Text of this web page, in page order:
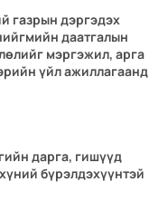
газрын дэргэдэх
даатгалын
мэргэжил, арга
үйл ажиллагаанд
дарга, гишүүд
бүрэлдэхүүнтэй